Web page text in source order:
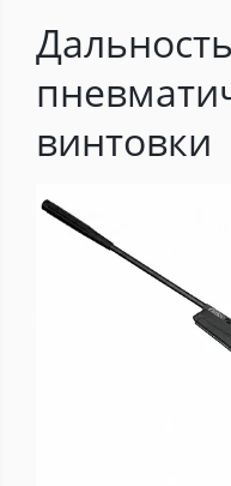
винтовки